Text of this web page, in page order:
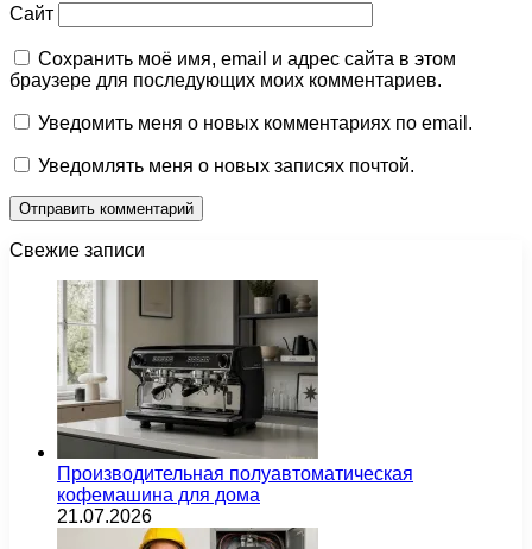
Сайт
Сохранить моё имя, email и адрес сайта в этом
браузере для последующих моих комментариев.
Уведомить меня о новых комментариях по email.
Уведомлять меня о новых записях почтой.
Свежие записи
Производительная полуавтоматическая
кофемашина для дома
21.07.2026